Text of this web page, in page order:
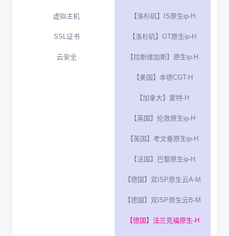
虚拟主机
SSL证书
云安全
【洛杉矶】IS原生ip-H
【洛杉矶】GT原生ip-H
【拉斯维加斯】原生ip-H
【美国】本德CGT-H
【加拿大】蒙特-H
【英国】伦敦原生ip-H
【英国】考文垂原生ip-H
【法国】巴黎原生ip-H
【德国】双ISP原生云A-M
【德国】双ISP原生云B-M
【德国】法兰克福原生-H